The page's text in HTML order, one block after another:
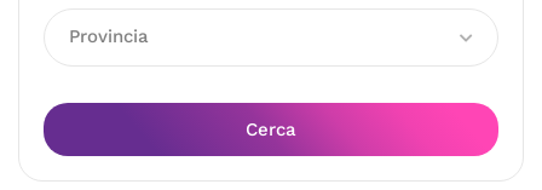
Provincia
Cerca